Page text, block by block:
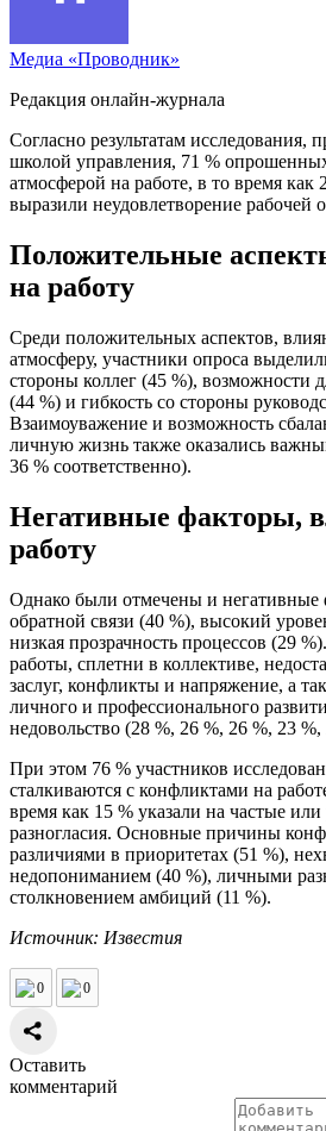
Медиа «Проводник»
Редакция онлайн-журнала
Согласно результатам исследования,
школой управления, 71 %
атмосферой на работе, в то время как
выразили неудовлетворение рабочей
Положительные
на работу
Среди положительных аспектов,
атмосферу, участники опроса
стороны коллег (45 %), возможности
(44 %) и гибкость со стороны
Взаимоуважение и возможность
личную жизнь также оказались
36 % соответственно).
Негативные факторы,
работу
Однако были отмечены и негативные
обратной связи (40 %), высокий
низкая прозрачность процессов (29
работы, сплетни в коллективе,
заслуг, конфликты и напряжение, а
личного и профессионального
недовольство (28 %, 26 %, 26 %, 23 %,
При этом 76 % участников
сталкиваются с конфликтами на
время как 15 % указали на частые
разногласия. Основные причины
различиями в приоритетах (51 %),
недопониманием (40 %), личными
столкновением амбиций (11 %).
Источник: Известия
0 0
Оставить
комментарий